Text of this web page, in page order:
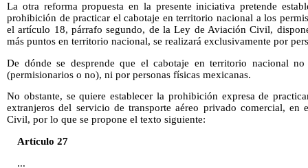
La otra reforma propuesta en la presente iniciativa pretende
prohibición de practicar el cabotaje en territorio nacional a los
el artículo 18, párrafo segundo, de la Ley de Aviación Civil,
más puntos en territorio nacional, se realizará exclusivamente por
De dónde se desprende que el cabotaje en territorio nacional
(permisionarios o no), ni por personas físicas mexicanas.
No obstante, se quiere establecer la prohibición expresa de
extranjeros del servicio de transporte aéreo privado comercial,
Civil, por lo que se propone el texto siguiente:
Artículo 27
...